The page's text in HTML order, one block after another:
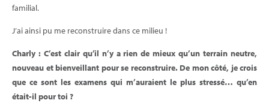
familial.
J’ai ainsi pu me reconstruire dans ce milieu !
Charly : C’est clair qu’il n’y a rien de mieux qu’un terrain neutre,
nouveau et bienveillant pour se reconstruire. De mon côté, je crois
que ce sont les examens qui m’auraient le plus stressé… qu’en
était-il pour toi ?